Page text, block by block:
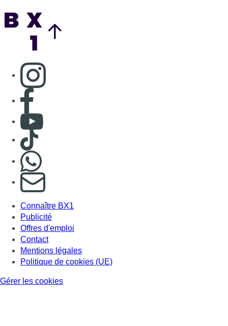
Consulter page Instagram
Consulter page Facebook
Consulter Youtube
Consulter TikTok
S'abonner à notre newsletter
Connaître BX1
Publicité
Offres d'emploi
Contact
Mentions légales
Politique de cookies (UE)
Gérer les cookies